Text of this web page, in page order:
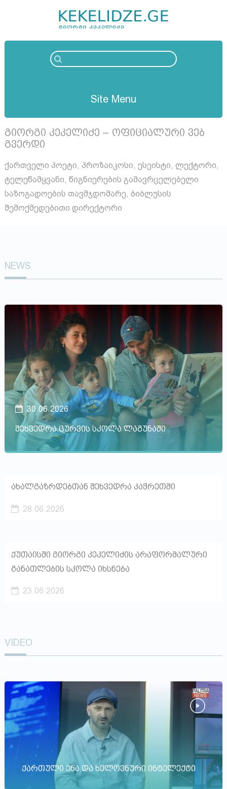
Site Menu
გიორგი კეკელიძე – ოფიციალური ვებ
გვერდი
ქართველი პოეტი, პროზაიკოსი, ესეისტი, ლექტორი,
ტელეწამყვანი, წიგნიერების გამავრცელებელი
საზოგადოების თავმჯდომარე, ბიბლუსის
შემოქმედებითი დირექტორი
NEWS
30.06.2026
შეხვედრა ცურვის სკოლა ლაგუნაში
ახალგაზრდებთან შეხვედრა კაჭრეთში
28.06.2026
ქუთაისში გიორგი კეკელიძის არაფორმალური
განათლების სკოლა იხსნება
23.06.2026
VIDEO
ქართული ენა და ხელოვნური ინტელექტი